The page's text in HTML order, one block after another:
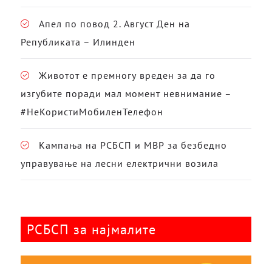
Апел по повод 2. Август Ден на
Републиката – Илинден
Животот е премногу вреден за да го
изгубите поради мал момент невнимание –
#НеКористиМобиленТелефон
Кампања на РСБСП и МВР за безбедно
управување на лесни електрични возила
РСБСП за најмалите